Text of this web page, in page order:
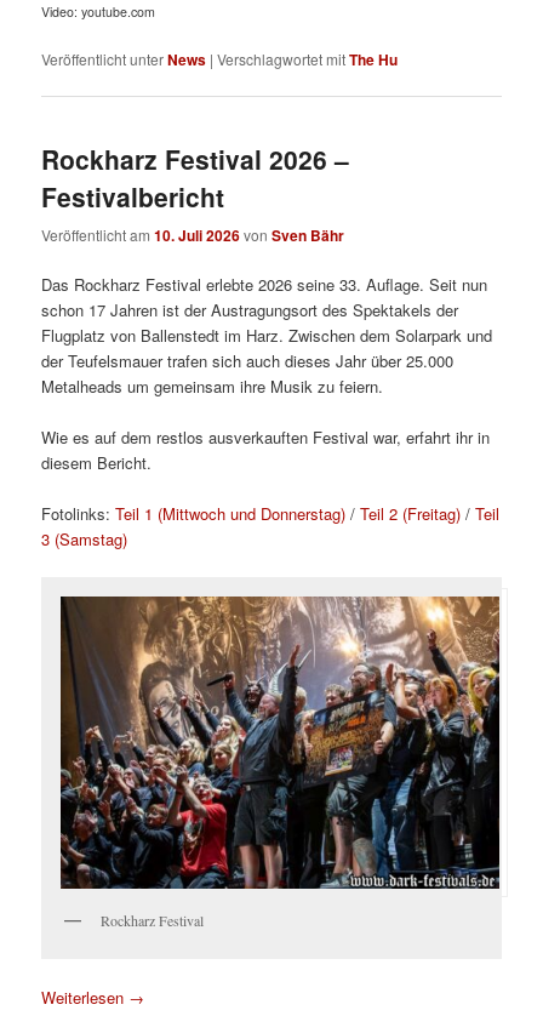
Video: youtube.com
Veröffentlicht unterNews |Verschlagwortet mitThe Hu
Rockharz Festival 2026 –
Festivalbericht
Veröffentlicht am10. Juli 2026vonSven Bähr
Das Rockharz Festival erlebte 2026 seine 33. Auflage. Seit nun
schon 17 Jahren ist der Austragungsort des Spektakels der
Flugplatz von Ballenstedt im Harz. Zwischen dem Solarpark und
der Teufelsmauer trafen sich auch dieses Jahr über 25.000
Metalheads um gemeinsam ihre Musik zu feiern.
Wie es auf dem restlos ausverkauften Festival war, erfahrt ihr in
diesem Bericht.
Fotolinks:Teil 1 (Mittwoch und Donnerstag) /Teil 2 (Freitag) /Teil
3 (Samstag)
Rockharz Festival
Weiterlesen →